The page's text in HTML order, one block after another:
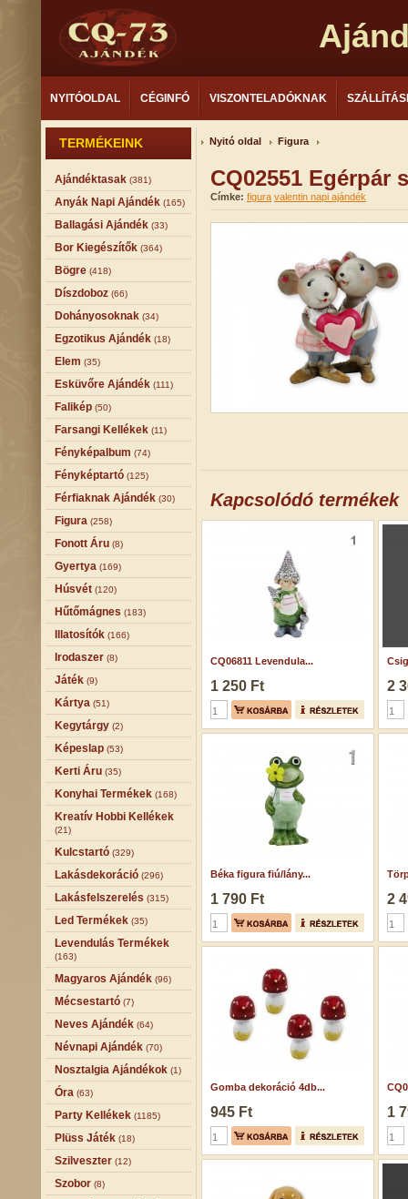
NYITÓOLDAL CÉGINFÓ VISZONTELADÓKNAK
TERMÉKEINK
Ajándéktasak (381)
Anyák Napi Ajándék (165)
Ballagási Ajándék (33)
Bor Kiegészítők (364)
Bögre (418)
Díszdoboz (66)
Dohányosoknak (34)
Egzotikus Ajándék (18)
Elem (35)
Esküvőre Ajándék (111)
Falikép (50)
Farsangi Kellékek (11)
Fényképalbum (74)
Fényképtartó (125)
Férfiaknak Ajándék (30)
Figura (258)
Fonott Áru (8)
Gyertya (169)
Húsvét (120)
Hűtőmágnes (183)
Illatosítók (166)
Irodaszer (8)
Játék (9)
Kártya (51)
Kegytárgy (2)
Képeslap (53)
Kerti Áru (35)
Konyhai Termékek (168)
Kreatív Hobbi Kellékek
(21)
Kulcstartó (329)
Lakásdekoráció (296)
Lakásfelszerelés (315)
Led Termékek (35)
Levendulás Termékek
(163)
Magyaros Ajándék (96)
Mécsestartó (7)
Neves Ajándék (64)
Névnapi Ajándék (70)
Nosztalgia Ajándékok (1)
Óra (63)
Party Kellékek (1185)
Plüss Játék (18)
Szilveszter (12)
Szobor (8)
Nyitó oldal Figura
CQ02551 Egérpár
Címke: figura valentin napi ajándék
Kapcsolódó termékek
CQ06811 Levendula...
1 250 Ft 2
Béka figura fiú/lány...
1 790 Ft 2
Gomba dekoráció 4db...
945 Ft 1